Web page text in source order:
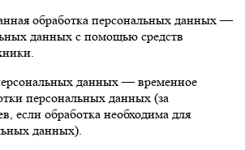
обработка персональных данных —
данных с помощью средств
данных — временное
персональных данных (за
если обработка необходима для
данных).